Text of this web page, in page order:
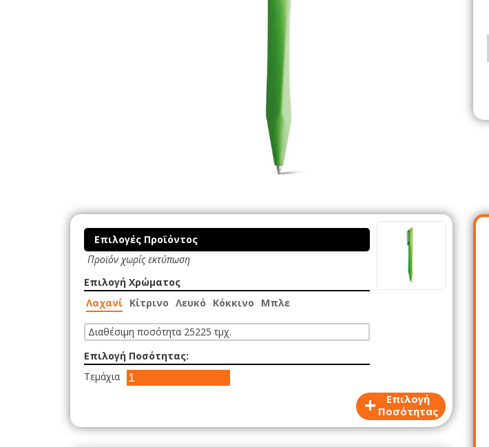
Επιλογές Προϊόντος
Προϊόν χωρίς εκτύπωση
+
Επιλογή
Ποσότητας
Επιλογή Χρώματος
Λαχανί Κίτρινο Λευκό Κόκκινο Μπλε
Διαθέσιμη ποσότητα 25225 τμχ.
Επιλογή Ποσότητας:
Τεμάχια